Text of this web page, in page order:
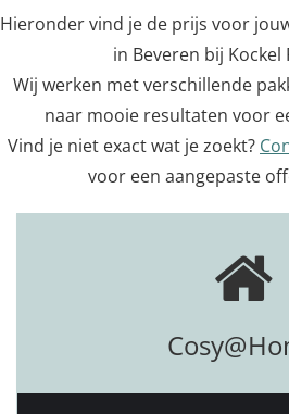
Hieronder vind je de prijs voor
in Beveren bij Kockel
Wij werken met verschillende
naar mooie resultaten voor
Vind je niet exact wat je zoekt?
voor een aangepaste